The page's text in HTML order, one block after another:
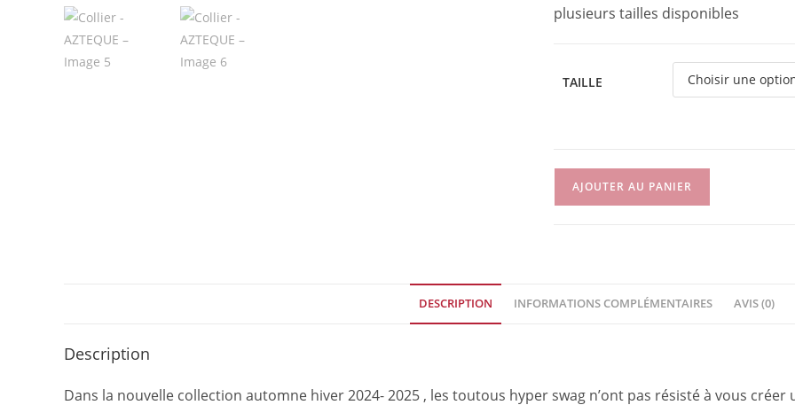
plusieurs tailles disponibles
TAILLE
AJOUTER AU PANIER
DESCRIPTION INFORMATIONS COMPLÉMENTAIRES AVIS (0)
Description
Dans la nouvelle collection automne hiver 2024- 2025 , les toutous hyper swag n’ont pas résisté à vous